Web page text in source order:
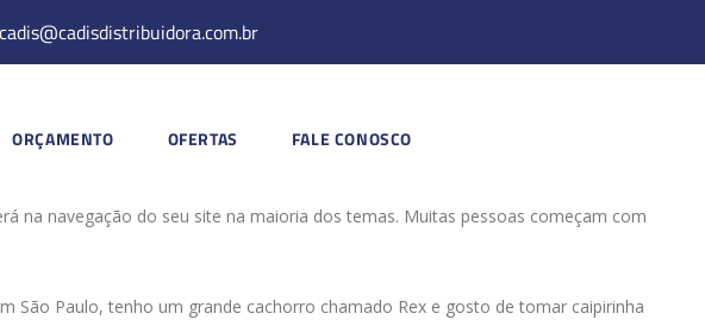
cadis@cadisdistribuidora.com.br
ORÇAMENTO OFERTAS FALE CONOSCO
na navegação do seu site na maioria dos temas. Muitas pessoas começam com
São Paulo, tenho um grande cachorro chamado Rex e gosto de tomar caipirinha